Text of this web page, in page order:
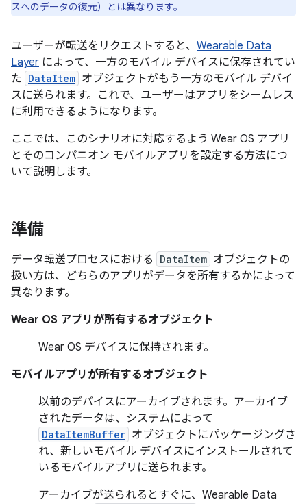
スへのデータの復元）とは異なります。
ユーザーが転送をリクエストすると、 Wearable Data
Layer によって、一方のモバイル デバイスに保存されてい
た DataItem オブジェクトがもう一方のモバイル デバイ
スに送られます。これで、ユーザーはアプリをシームレス
に利用できるようになります。
ここでは、このシナリオに対応するよう Wear OS アプリ
とそのコンパニオン モバイルアプリを設定する方法につ
いて説明します。
準備
データ転送プロセスにおける DataItem オブジェクトの
扱い方は、どちらのアプリがデータを所有するかによって
異なります。
Wear OS アプリが所有するオブジェクト
Wear OS デバイスに保持されます。
モバイルアプリが所有するオブジェクト
以前のデバイスにアーカイブされます。アーカイブ
されたデータは、システムによって
DataItemBuffer オブジェクトにパッケージングさ
れ、新しいモバイル デバイスにインストールされて
いるモバイルアプリに送られます。
アーカイブが送られるとすぐに、Wearable Data